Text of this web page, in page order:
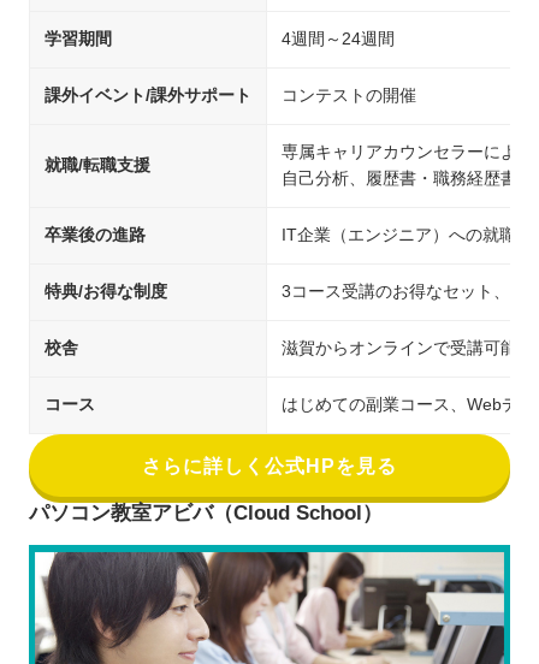
学習期間 4週間～24週間
課外イベント/課外サポート コンテストの開催
就職/転職支援
専属キャリアカウンセラーによる
自己分析、履歴書・職務経歴書
卒業後の進路 IT企業（エンジニア）への就職・
特典/お得な制度 3コース受講のお得なセット、教
校舎 滋賀からオンラインで受講可能
コース はじめての副業コース、Webデ
さらに詳しく公式HPを見る
パソコン教室アビバ（Cloud School）